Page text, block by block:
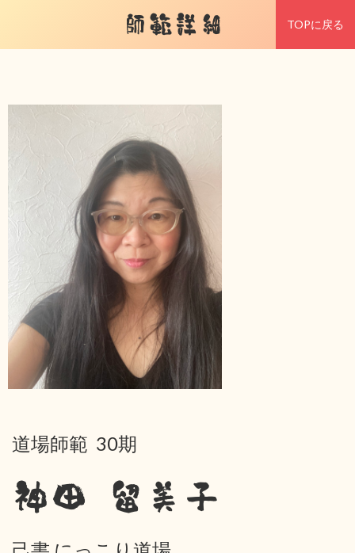
師範詳細 TOPに戻る
道場師範 30期
神田 留美子